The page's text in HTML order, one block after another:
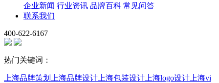
企业新闻 行业资讯 品牌百科 常见问答
联系我们
400-622-6167
热门关键词：
上海品牌策划 上海品牌设计 上海包装设计 上海logo设计 上海vi